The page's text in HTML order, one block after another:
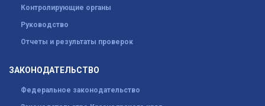
Контролирующие органы
Руководство
Отчеты и результаты проверок
ЗАКОНОДАТЕЛЬСТВО
Федеральное законодательство